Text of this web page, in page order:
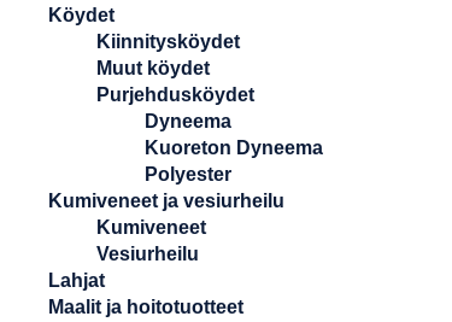
Köydet
Kiinnitysköydet
Muut köydet
Purjehdusköydet
Dyneema
Kuoreton Dyneema
Polyester
Kumiveneet ja vesiurheilu
Kumiveneet
Vesiurheilu
Lahjat
Maalit ja hoitotuotteet